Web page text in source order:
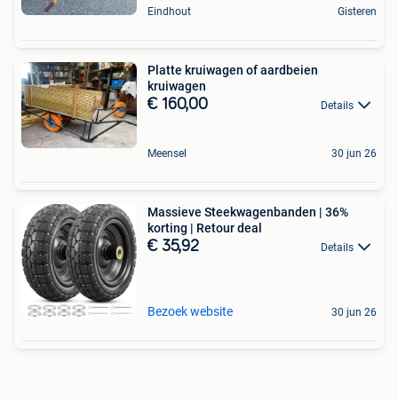
Eindhout Gisteren
Platte kruiwagen of aardbeien
kruiwagen
€ 160,00 Details
Meensel 30 jun 26
Massieve Steekwagenbanden | 36%
korting | Retour deal
€ 35,92 Details
Bezoek website 30 jun 26